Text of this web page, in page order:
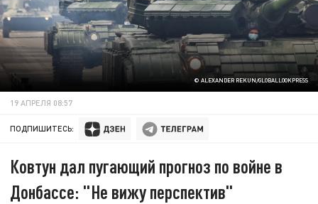
© ALEXANDER REKUN/GLOBALLOOKPRESS
19 АПРЕЛЯ 08:57
ПОДПИШИТЕСЬ:
Ковтун дал пугающий прогноз по войне в
Донбассе: "Не вижу перспектив"